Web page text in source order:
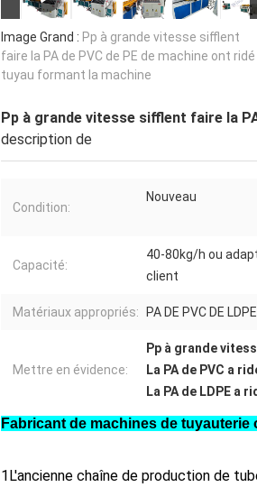
Image Grand : Pp à grande vitesse sifflent
faire la PA de PVC de PE de machine ont ridé
tuyau formant la machine
Pp à grande vitesse sifflent faire la
description de
Condition:
Nouveau
Capacité:
40-80kg/h ou
client
Matériaux appropriés: PA DE PVC DE
Mettre en évidence:
Pp à grande
La PA de PVC a
La PA de LDPE a
Fabricant de machines de tuyauterie
1L'ancienne chaîne de production de